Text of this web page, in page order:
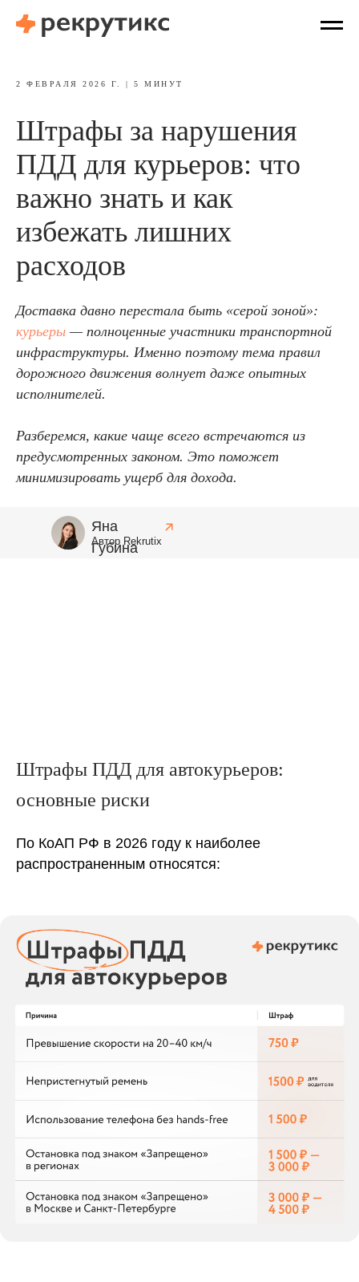
2 ФЕВРАЛЯ 2026 Г. | 5 МИНУТ
Штрафы за нарушения
ПДД для курьеров: что
важно знать и как
избежать лишних
расходов
Доставка давно перестала быть «серой зоной»:
курьеры — полноценные участники транспортной
инфраструктуры. Именно поэтому тема правил
дорожного движения волнует даже опытных
исполнителей.
Разберемся, какие чаще всего встречаются из
предусмотренных законом. Это поможет
минимизировать ущерб для дохода.
Яна
Губина
Автор Rekrutix
Штрафы ПДД для автокурьеров:
основные риски
По КоАП РФ в 2026 году к наиболее
распространенным относятся: